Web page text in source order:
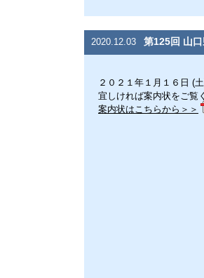
2020.12.03 第125回 山
２０２１年１月１６日 (
宜しければ案内状をご覧
案内状はこちらから＞＞